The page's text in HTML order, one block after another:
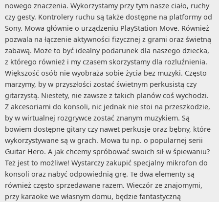
nowego znaczenia. Wykorzystamy przy tym nasze ciało, ruchy
czy gesty. Kontrolery ruchu są także dostępne na platformy od
Sony. Mowa głównie o urządzeniu PlayStation Move. Również
pozwala na łączenie aktywności fizycznej z grami oraz świetną
zabawą. Może to być idealny podarunek dla naszego dziecka,
z którego również i my czasem skorzystamy dla rozluźnienia.
Większość osób nie wyobraża sobie życia bez muzyki. Często
marzymy, by w przyszłości zostać świetnym perkusistą czy
gitarzystą. Niestety, nie zawsze z takich planów coś wychodzi.
Z akcesoriami do konsoli, nic jednak nie stoi na przeszkodzie,
by w wirtualnej rozgrywce zostać znanym muzykiem. Są
bowiem dostępne gitary czy nawet perkusje oraz bębny, które
wykorzystywane są w grach. Mowa tu np. o popularnej serii
Guitar Hero. A jak chcemy spróbować swoich sił w śpiewaniu?
Też jest to możliwe! Wystarczy zakupić specjalny mikrofon do
konsoli oraz nabyć odpowiednią grę. Te dwa elementy są
również często sprzedawane razem. Wieczór ze znajomymi,
przy karaoke we własnym domu, będzie fantastyczną